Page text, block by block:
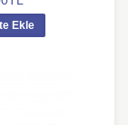
Ekle